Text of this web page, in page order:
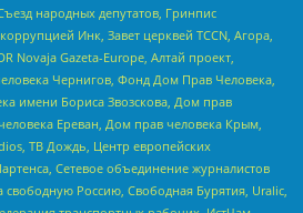
народных депутатов, Гринпис
Инк, Завет церквей TCCN, Агора,
Novaja Gazeta-Europe, Алтай проект,
Чернигов, Фонд Дом Прав Человека,
имени Бориса Звозскова, Дом прав
Ереван, Дом прав человека Крым,
ТВ Дождь, Центр европейских
Сетевое объединение журналистов
свободную Россию, Свободная Бурятия, Uralic,